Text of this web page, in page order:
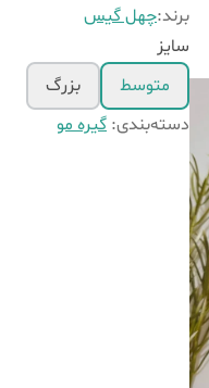
برند:چهل گیس
سایز
متوسط
بزرگ
دسته‌بندی: گیره مو